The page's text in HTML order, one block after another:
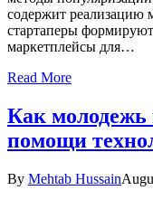
содержит реализацию
стартаперы
маркетплейсы для…
Read More
Как молодежь
помощи
By Mehtab Hussain